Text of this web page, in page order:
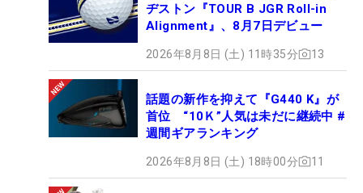
ヂストン『TOUR B JGR Roll-in
Alignment』、8月7日デビュー
2026年8月8日 (土) 11時35分 13
話題の新作を抑えて『G440 K』が
首位 “10Ｋ”人気は未だに継続中 #
週間ギアランキング
2026年8月8日 (土) 18時00分 11